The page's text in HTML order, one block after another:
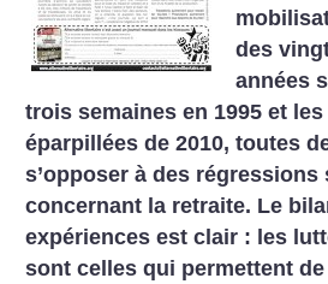
des
années
trois semaines en 1995 et
éparpillées de 2010, toutes
s’opposer à des régressions
concernant la retraite. Le
expériences est clair : les
sont celles qui permettent